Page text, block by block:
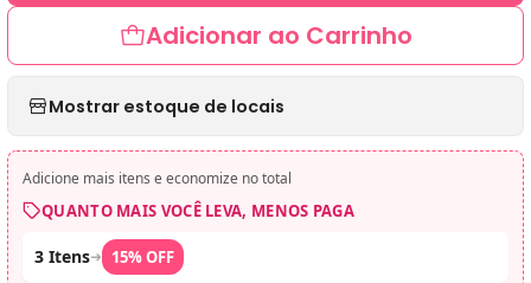
Adicionar ao Carrinho
Mostrar estoque de locais
Adicione mais itens e economize no total
QUANTO MAIS VOCÊ LEVA, MENOS PAGA
3 Itens➜ 15% OFF